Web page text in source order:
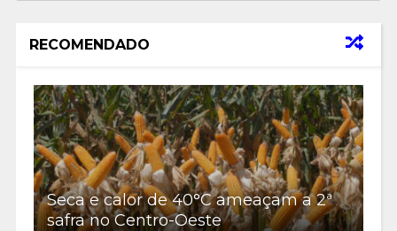
RECOMENDADO
Seca e calor de 40°C ameaçam a 2ª
safra no Centro-Oeste